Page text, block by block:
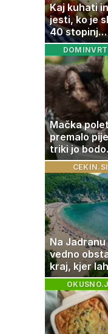
Kaj kuhati in
jesti, ko je
40 stopinj
Celzija: 5
brez
pečice
Mačka
premalo
triki jo bodo
spodbudili,
zaužije več
CEKIN.SI
Na Jadranu
vedno
kraj, kjer
dopustujete
poceni:
nastanitev
10 evrov,
za pet